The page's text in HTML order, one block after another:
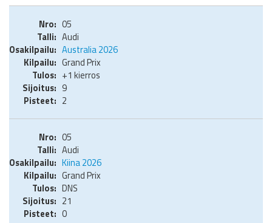
05
Audi
Australia 2026
Grand Prix
+1 kierros
9
2
05
Audi
Kiina 2026
Grand Prix
DNS
21
0